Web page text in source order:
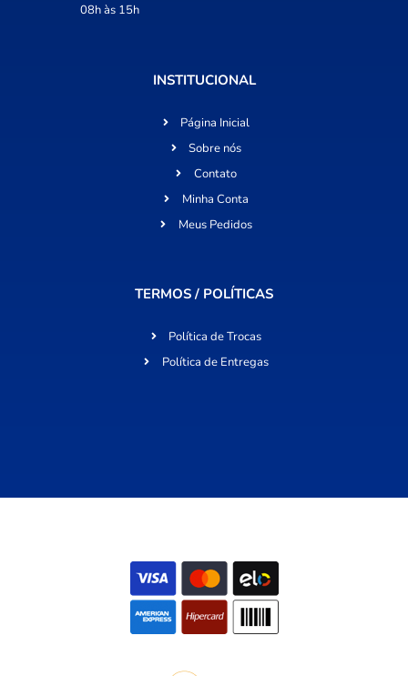
08h às 15h
INSTITUCIONAL
Página Inicial
Sobre nós
Contato
Minha Conta
Meus Pedidos
TERMOS / POLÍTICAS
Política de Trocas
Política de Entregas